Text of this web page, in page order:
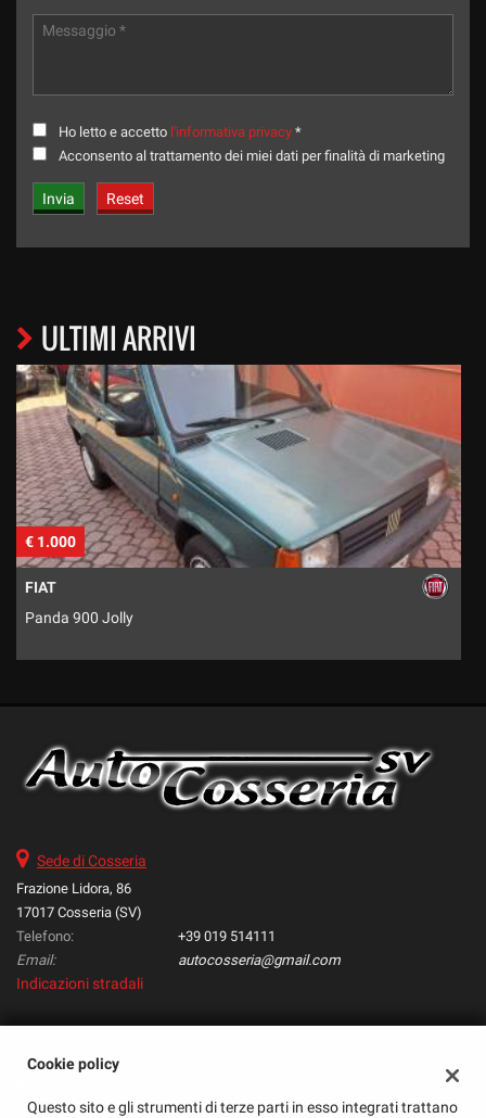
Ho letto e accetto l'informativa privacy *
Acconsento al trattamento dei miei dati per finalità di marketing
ULTIMI ARRIVI
€ 1.000
FIAT
Panda 900 Jolly
Sede di Cosseria
Frazione Lidora, 86
17017 Cosseria (SV)
Telefono:
+39 019 514111
Email:
autocosseria@gmail.com
Indicazioni stradali
Dati fiscali:
Frazione Lidora, 86, Cosseria (SV)
Cookie policy
Questo sito e gli strumenti di terze parti in esso integrati trattano